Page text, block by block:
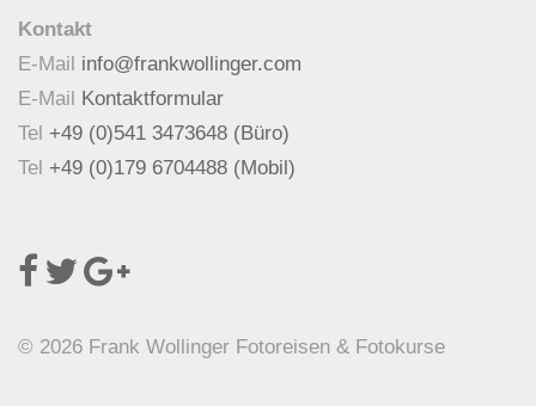
Kontakt
E-Mail info@frankwollinger.com
E-Mail Kontaktformular
Tel +49 (0)541 3473648 (Büro)
Tel +49 (0)179 6704488 (Mobil)
© 2026 Frank Wollinger Fotoreisen & Fotokurse